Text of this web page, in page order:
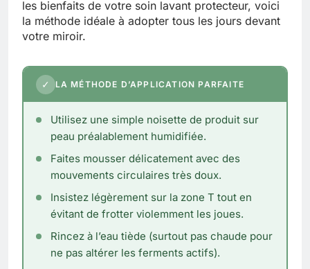
les bienfaits de votre soin lavant protecteur, voici
la méthode idéale à adopter tous les jours devant
votre miroir.
✓ LA MÉTHODE D’APPLICATION PARFAITE
Utilisez une simple noisette de produit sur
peau préalablement humidifiée.
Faites mousser délicatement avec des
mouvements circulaires très doux.
Insistez légèrement sur la zone T tout en
évitant de frotter violemment les joues.
Rincez à l’eau tiède (surtout pas chaude pour
ne pas altérer les ferments actifs).